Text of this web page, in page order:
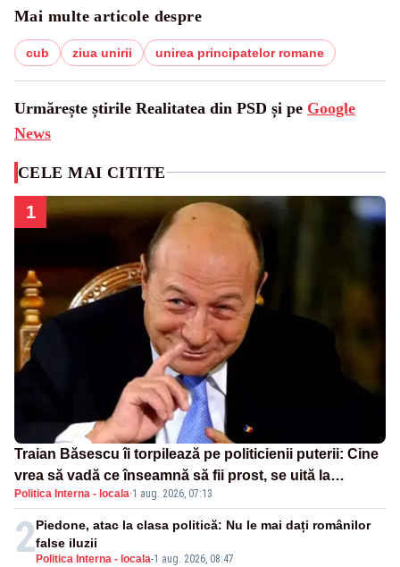
Mai multe articole despre
cub ziua unirii unirea principatelor romane
Urmărește știrile Realitatea din PSD și pe Google
News
CELE MAI CITITE
1
Traian Băsescu îi torpilează pe politicienii puterii: Cine
vrea să vadă ce înseamnă să fii prost, se uită la
România
Politica Interna - locala·1 aug. 2026, 07:13
2 Politica Interna - locala-1 aug. 2026, 08:47
Piedone, atac la clasa politică: Nu le mai dați românilor
false iluzii